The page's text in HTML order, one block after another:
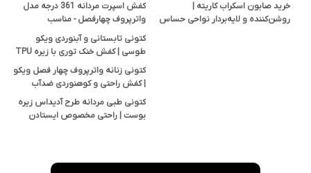
خرید صابون اسکراب کاریته |
روشن‌کننده و لایه‌بردار نواحی حساس
کفش اسپرت مردانه 361 درجه مدل
واترپروف چهارفصل - مناسب
پیاده‌روی، کوهنوردی و استفاده روزمره
کتونی تابستانی و آبنوردی ویکو
طوسی | کفش خنک توری با زیره TPU
ضدلغزش
کتونی زنانه واترپروف چهار فصل ویکو
| کفش راحتی و کوهنوردی ضدآب
Vicko
کتونی طبی مردانه طرح آدیداس زیره
بوست | راحتی مخصوص ایستادن